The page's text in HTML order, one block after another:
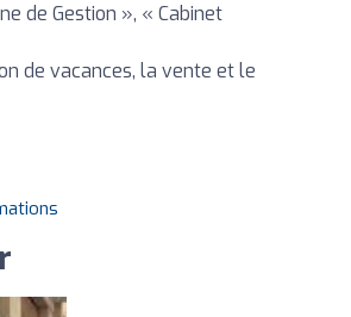
de Gestion », « Cabinet
de vacances, la vente et le